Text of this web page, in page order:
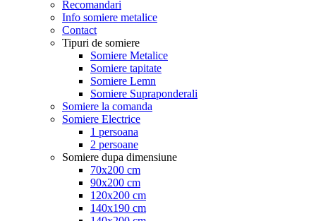
Recomandari
Info somiere metalice
Contact
Tipuri de somiere
Somiere Metalice
Somiere tapitate
Somiere Lemn
Somiere Supraponderali
Somiere la comanda
Somiere Electrice
1 persoana
2 persoane
Somiere dupa dimensiune
70x200 cm
90x200 cm
120x200 cm
140x190 cm